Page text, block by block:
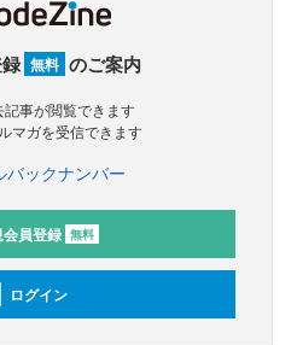
無料 のご案内
記事が閲覧できます
マガを受信できます
バックナンバー
会員登録 無料
ログイン